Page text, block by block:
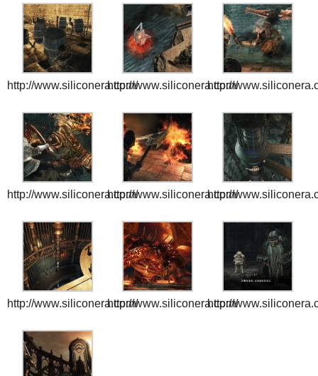
http://www.siliconera.com/http://www.siliconera.com/
http://
http://www.siliconera.com/http://www.siliconera.com/
http://
http://www.siliconera.com/http://www.siliconera.com/
http://